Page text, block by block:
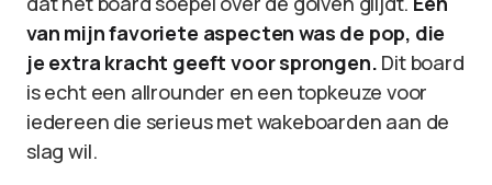
van mijn favoriete aspecten was de pop, die
je extra kracht geeft voor sprongen. Dit board
is echt een allrounder en een topkeuze voor
iedereen die serieus met wakeboarden aan de
slag wil.